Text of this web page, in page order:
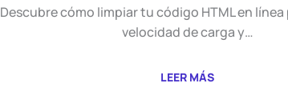
Descubre cómo limpiar tu código HTML en línea
velocidad de carga y…
LEER MÁS